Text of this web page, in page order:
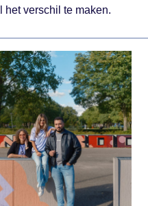
het verschil te maken.